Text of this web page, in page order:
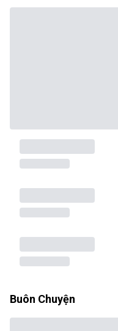
Buôn Chuyện